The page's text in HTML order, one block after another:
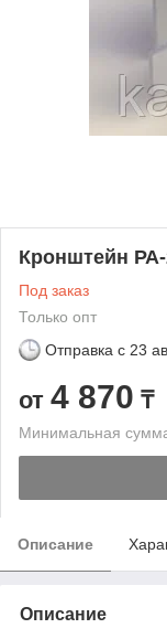
Кронштейн РА-
Под заказ
Только опт
Отправка с 23
от 4 870 ₸
Минимальная
Описание
Описание